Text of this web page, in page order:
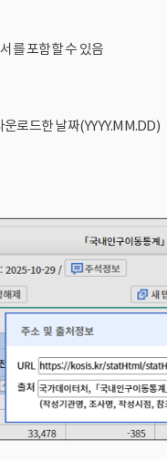
를 포함할 수 있음
로드한 날짜(YYYY.MM.DD)